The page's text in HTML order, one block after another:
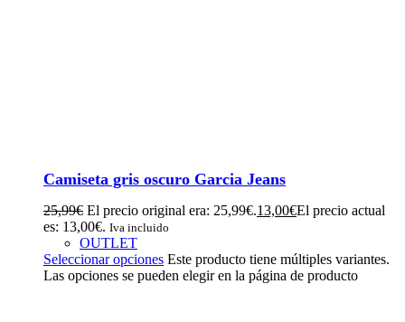
Camiseta gris oscuro Garcia Jeans
25,99€ El precio original era: 25,99€.13,00€El precio actual
es: 13,00€. Iva incluido
OUTLET
Seleccionar opciones Este producto tiene múltiples variantes.
Las opciones se pueden elegir en la página de producto